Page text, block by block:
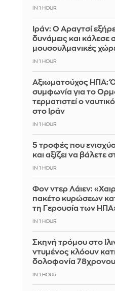
IN 1 HOUR
Ιράν: Ο Αραγτσί
δυνάμεις και κάλεσε
μουσουλμανικές
IN 1 HOUR
Αξιωματούχος ΗΠΑ:
συμφωνία για το
τερματιστεί ο
στο Ιράν
IN 1 HOUR
5 τροφές που
και αξίζει να βάλετε
IN 1 HOUR
Φον ντερ Λάιεν:
πακέτο κυρώσεων
τη Γερουσία των
IN 1 HOUR
Σκηνή τρόμου στο
ντυμένος κλόουν
δολοφονία 78χρονου
IN 1 HOUR